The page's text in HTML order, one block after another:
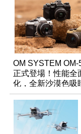
OM SYSTEM OM-
正式登場！性能全
化，全新沙漠色吸